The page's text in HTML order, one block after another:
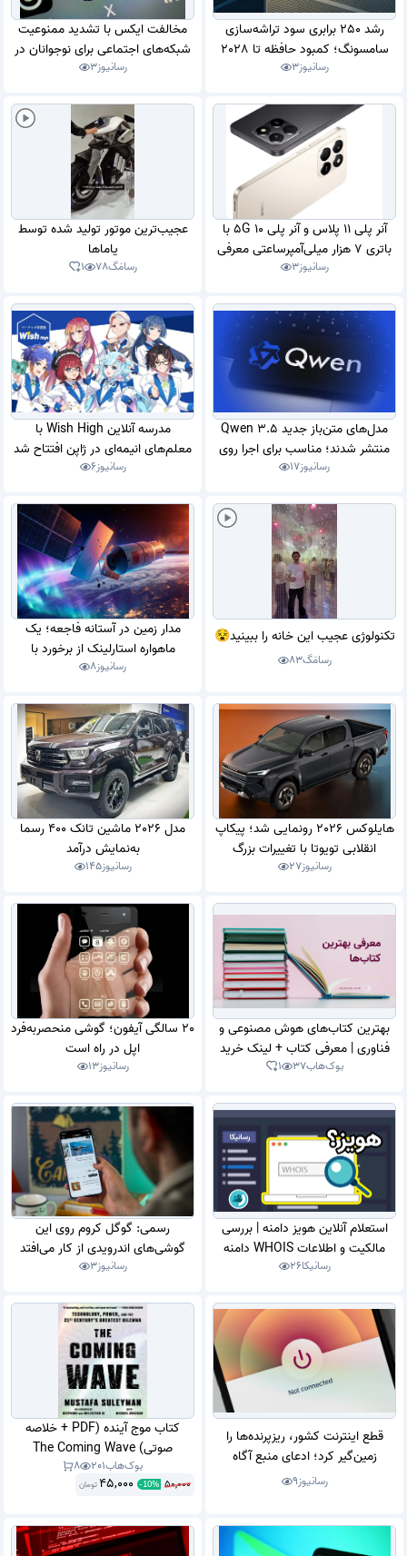
رشد 250 برابری سود تراشه‌سازی
سامسونگ؛ کمبود حافظه تا 2028
شدیدتر می‌شود
رسانیوز3
مخالفت ایکس با تشدید ممنوعیت
شبکه‌های اجتماعی برای نوجوانان در
استرالیا
رسانیوز3
آنر پلی 11 پلاس و آنر پلی 10 5G با
باتری 7 هزار میلی‌آمپرساعتی معرفی
شدند
رسانیوز3
عجیب‌ترین موتور تولید شده توسط
یاماها
رسامَگ78
1
مدل‌های متن‌باز جدید Qwen 3.5
منتشر شدند؛ مناسب برای اجرا روی
سیستم‌های شخصی
رسانیوز17
مدرسه آنلاین Wish High با
معلم‌های انیمه‌ای در ژاپن افتتاح شد
رسانیوز6
تکنولوژی عجیب این خانه را ببینید😵
رسامَگ83
مدار زمین در آستانه فاجعه؛ یک
ماهواره استارلینک از برخورد با
فضاپیمایی چینی گریخت
رسانیوز8
هایلوکس 2026 رونمایی شد؛ پیکاپ
انقلابی تویوتا با تغییرات بزرگ
رسانیوز27
مدل 2026 ماشین تانک 400 رسما
به‌نمایش درآمد
رسانیوز145
بهترین کتاب‌های هوش مصنوعی و
فناوری | معرفی کتاب + لینک خرید
بوک‌هاب37
1
20 سالگی آیفون؛ گوشی منحصربه‌فرد
اپل در راه است
رسانیوز13
استعلام آنلاین هویز دامنه | بررسی
مالکیت و اطلاعات WHOIS دامنه
رسانیکا26
رسمی: گوگل کروم روی این
گوشی‌های اندرویدی از کار می‌افتد
رسانیوز3
قطع اینترنت کشور، ریزپرنده‌ها را
زمین‌گیر کرد؛ ادعای منبع آگاه
رسانیوز9
کتاب موج آینده (PDF + خلاصه
صوتی) The Coming Wave
بوک‌هاب201
8
50,000
-10%
45,000 تومان